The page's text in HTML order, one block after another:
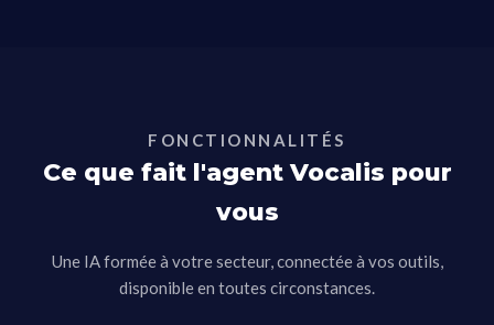
FONCTIONNALITÉS
Ce que fait l'agent Vocalis pour
vous
Une IA formée à votre secteur, connectée à vos outils,
disponible en toutes circonstances.